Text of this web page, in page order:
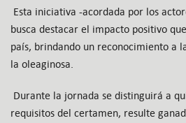
Esta iniciativa -acordada por los
busca destacar el impacto positivo
país, brindando un reconocimiento a
la oleaginosa.
Durante la jornada se distinguirá a
requisitos del certamen, resulte